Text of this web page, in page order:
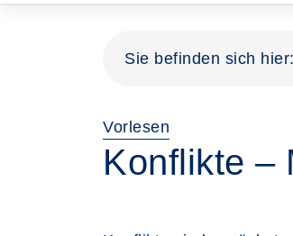
Sie befinden sich hier:
Vorlesen
Konflikte –